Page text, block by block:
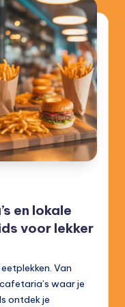
en lokale
voor lekker
Van
waar je
ontdek je